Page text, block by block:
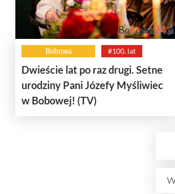
Bobowa #100. lat
Dwieście lat po raz drugi. Setne
urodziny Pani Józefy Myśliwiec
w Bobowej! (TV)